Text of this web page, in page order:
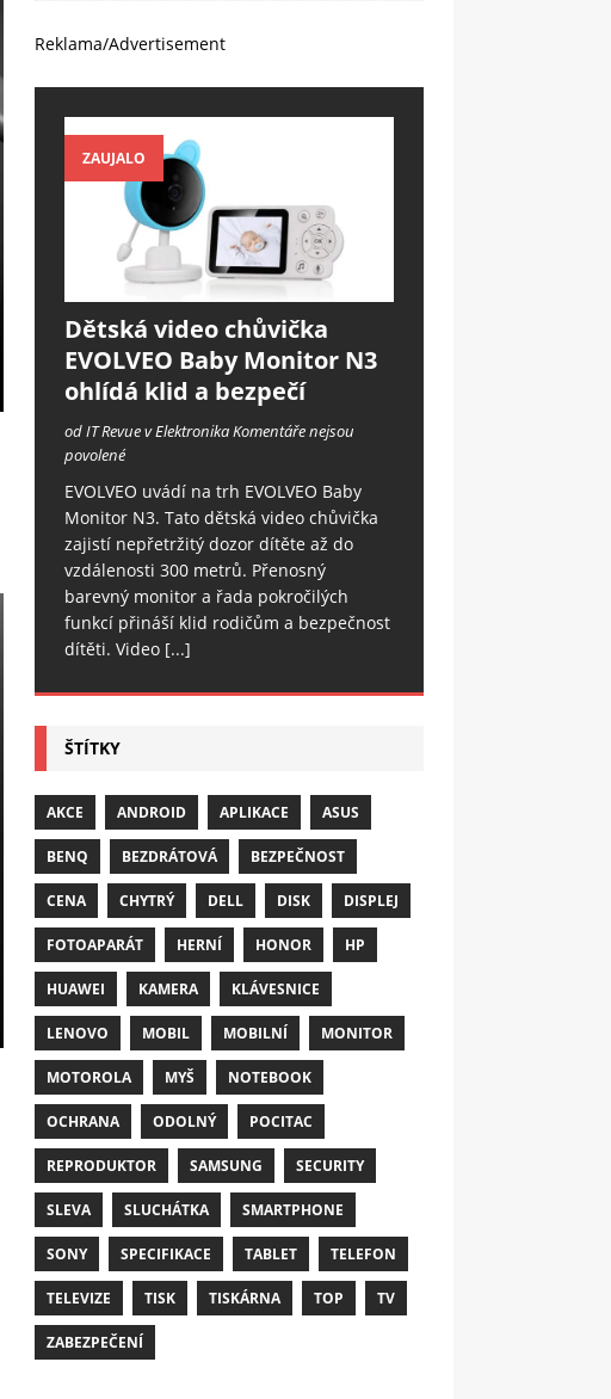
Reklama/Advertisement
ZAUJALO
Dětská video chůvička
EVOLVEO Baby Monitor N3
ohlídá klid a bezpečí
od IT Revue v ElektronikaKomentáře nejsou
povolené
EVOLVEO uvádí na trh EVOLVEO Baby
Monitor N3. Tato dětská video chůvička
zajistí nepřetržitý dozor dítěte až do
vzdálenosti 300 metrů. Přenosný
barevný monitor a řada pokročilých
funkcí přináší klid rodičům a bezpečnost
dítěti. Video [...]
ŠTÍTKY
AKCE ANDROID APLIKACE ASUS
BENQ BEZDRÁTOVÁ BEZPEČNOST
CENA CHYTRÝ DELL DISK DISPLEJ
FOTOAPARÁT HERNÍ HONOR HP
HUAWEI KAMERA KLÁVESNICE
LENOVO MOBIL MOBILNÍ MONITOR
MOTOROLA MYŠ NOTEBOOK
OCHRANA ODOLNÝ POCITAC
REPRODUKTOR SAMSUNG SECURITY
SLEVA SLUCHÁTKA SMARTPHONE
SONY SPECIFIKACE TABLET TELEFON
TELEVIZE TISK TISKÁRNA TOP TV
ZABEZPEČENÍ